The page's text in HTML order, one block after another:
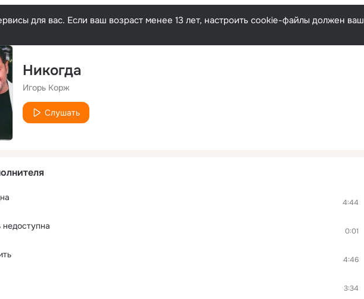
для вас. Если ваш возраст менее 13 лет, настроить cookie-файлы должен ваш
Никогда
Игорь Корж
Слушать
4:44
0:01
4:46
3:34